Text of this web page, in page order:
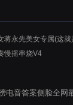
蒋永先美女专属(这
慢摇串烧V4
电音答案侧脸全网